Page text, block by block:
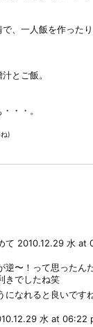
、一人飯を作ったり
とご飯。
・・。
)
て 2010.12.29 水 at
〜！って思ったん
きでしたね笑
になれると良いです
水 at 06:22